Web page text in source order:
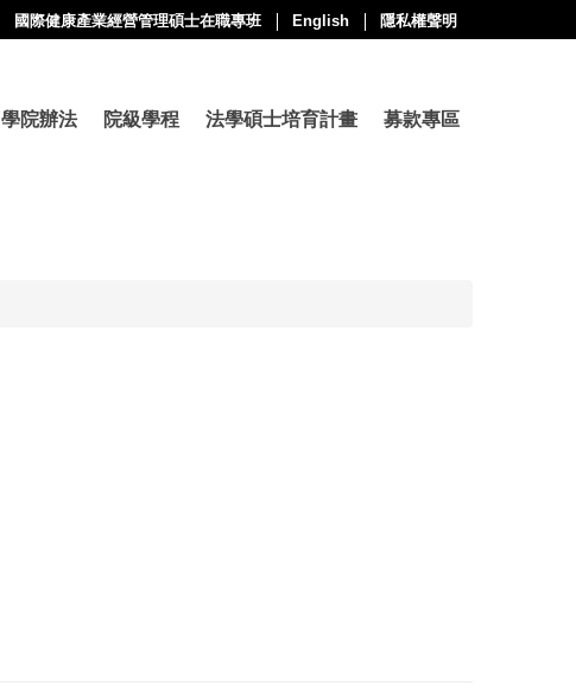
學院辦法 院級學程 法學碩士培育計畫 募款專區
國際健康產業經營管理碩士在職專班 English 隱私權聲明